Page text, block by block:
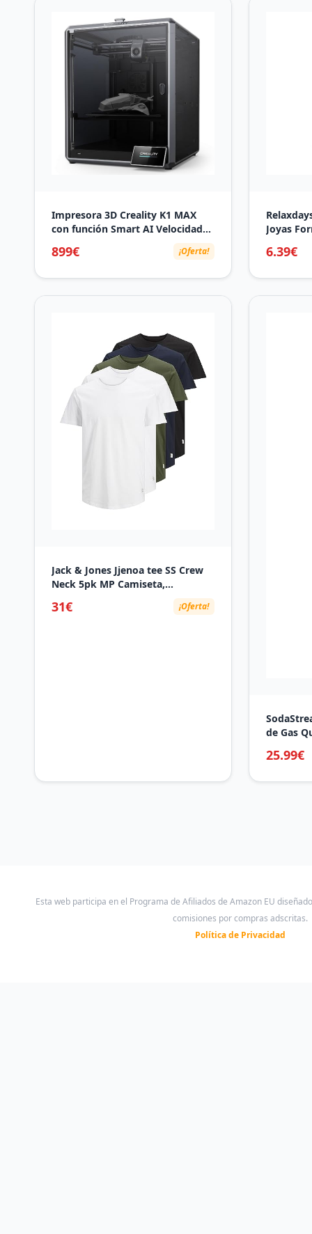
Impresora 3D Creality K1 MAX
con función Smart AI Velocidad
Aceleración 20000mm/s²,
11.81 * 11.81 * 11.81in
899€ ¡Oferta!
Joyas
Joyero
6.39€
Jack & Jones Jjenoa tee SS Crew
Neck 5pk MP Camiseta,
Multicolor (White/Detail: 2
White/1 Black/1 Navy /1 Forest),
31€ ¡Oferta!
de Gas
25.99€
Esta web participa en el Programa de Afiliados de Amazon EU
comisiones por compras adscritas.
Política de Privacidad